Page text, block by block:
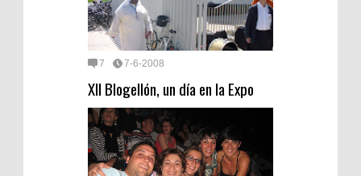
7 7-6-2008
XII Blogellón, un día en la Expo